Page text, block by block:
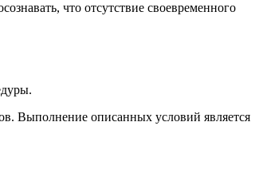
что отсутствие своевременного
Выполнение описанных условий является